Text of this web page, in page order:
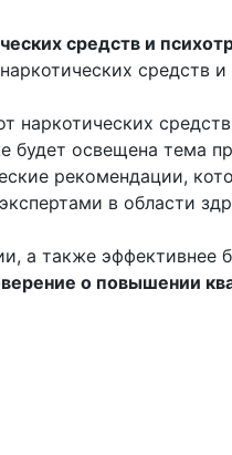
средств и
средств
наркотических
будет освещена тема
рекомендации,
в области
а также эффективнее
о повышении